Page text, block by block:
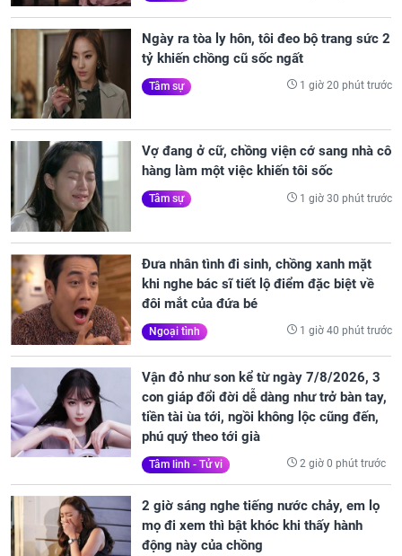
Ngày ra tòa ly hôn, tôi đeo bộ trang sức 2
tỷ khiến chồng cũ sốc ngất
Tâm sự 1 giờ 20 phút trước
Vợ đang ở cữ, chồng viện cớ sang nhà cô
hàng làm một việc khiến tôi sốc
Tâm sự 1 giờ 30 phút trước
Đưa nhân tình đi sinh, chồng xanh mặt
khi nghe bác sĩ tiết lộ điểm đặc biệt về
đôi mắt của đứa bé
Ngoại tình 1 giờ 40 phút trước
Vận đỏ như son kể từ ngày 7/8/2026, 3
con giáp đổi đời dễ dàng như trở bàn tay,
tiền tài ùa tới, ngồi không lộc cũng đến,
phú quý theo tới già
Tâm linh - Tử vi 2 giờ 0 phút trước
2 giờ sáng nghe tiếng nước chảy, em lọ
mọ đi xem thì bật khóc khi thấy hành
động này của chồng